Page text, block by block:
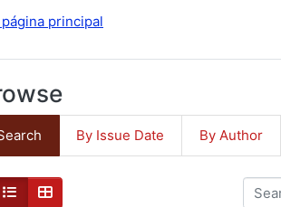
página principal
By Issue Date By Author